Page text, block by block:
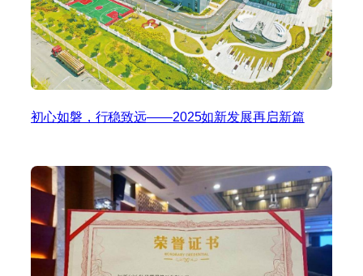
初心如磐，行稳致远——2025如新发展再启新篇